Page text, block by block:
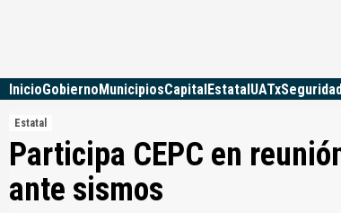
InicioGobiernoMunicipiosCapitalEstatalUATx
Estatal
Participa CEPC en
ante sismos